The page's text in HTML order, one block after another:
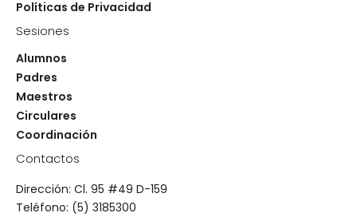
Políticas de Privacidad
Sesiones
Alumnos
Padres
Maestros
Circulares
Coordinación
Contactos
Dirección: Cl. 95 #49 D-159
Teléfono: (5) 3185300